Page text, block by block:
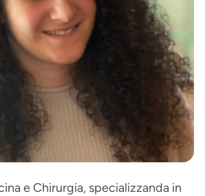
e Chirurgia, specializzanda in